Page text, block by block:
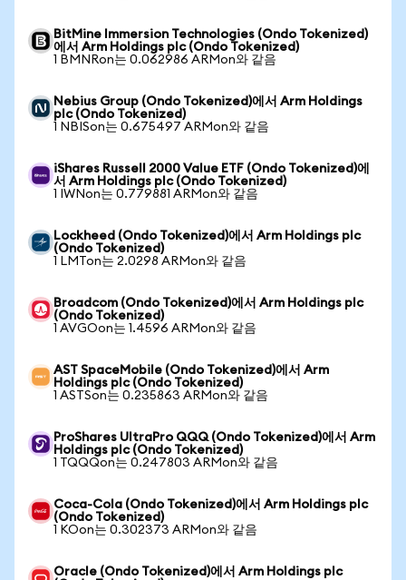
BitMine Immersion Technologies (Ondo Tokenized)
에서 Arm Holdings plc (Ondo Tokenized)
1 BMNRon는 0.062986 ARMon와 같음
Nebius Group (Ondo Tokenized)에서 Arm Holdings
plc (Ondo Tokenized)
1 NBISon는 0.675497 ARMon와 같음
iShares Russell 2000 Value ETF (Ondo Tokenized)에
서 Arm Holdings plc (Ondo Tokenized)
1 IWNon는 0.779881 ARMon와 같음
Lockheed (Ondo Tokenized)에서 Arm Holdings plc
(Ondo Tokenized)
1 LMTon는 2.0298 ARMon와 같음
Broadcom (Ondo Tokenized)에서 Arm Holdings plc
(Ondo Tokenized)
1 AVGOon는 1.4596 ARMon와 같음
AST SpaceMobile (Ondo Tokenized)에서 Arm
Holdings plc (Ondo Tokenized)
1 ASTSon는 0.235863 ARMon와 같음
ProShares UltraPro QQQ (Ondo Tokenized)에서 Arm
Holdings plc (Ondo Tokenized)
1 TQQQon는 0.247803 ARMon와 같음
Coca-Cola (Ondo Tokenized)에서 Arm Holdings plc
(Ondo Tokenized)
1 KOon는 0.302373 ARMon와 같음
Oracle (Ondo Tokenized)에서 Arm Holdings plc